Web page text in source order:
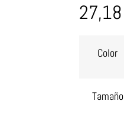
27,18
Color
Tamaño